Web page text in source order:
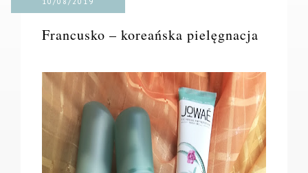
Francusko – koreańska pielęgnacja